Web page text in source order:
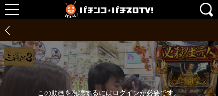
この動画を視聴するにはログインが必要です。